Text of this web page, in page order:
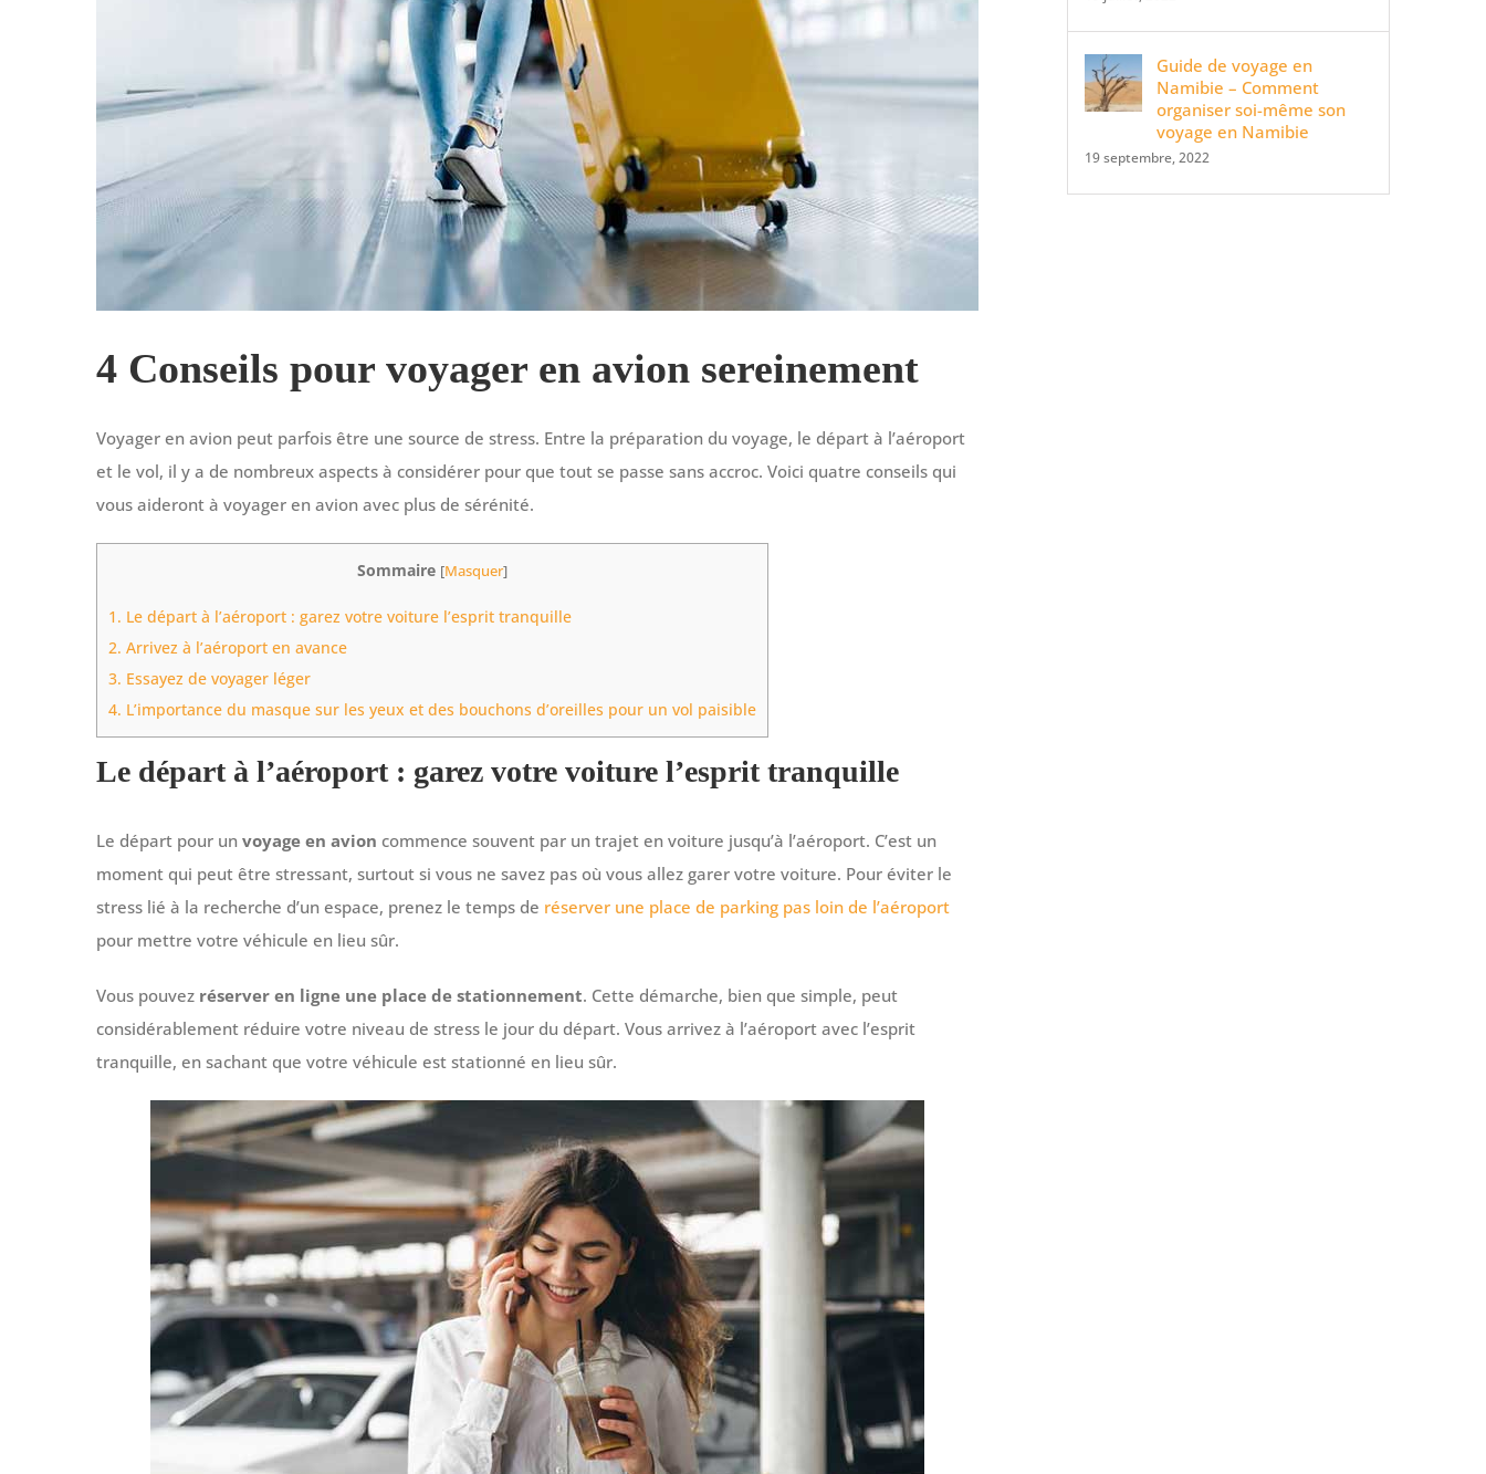
4 Conseils pour voyager en avion sereinement
Voyager en avion peut parfois être une source de stress. Entre la préparation du voyage, le départ à l’aéroport
et le vol, il y a de nombreux aspects à considérer pour que tout se passe sans accroc. Voici quatre conseils qui
vous aideront à voyager en avion avec plus de sérénité.
Sommaire [Masquer]
1. Le départ à l’aéroport : garez votre voiture l’esprit tranquille
2. Arrivez à l’aéroport en avance
3. Essayez de voyager léger
4. L’importance du masque sur les yeux et des bouchons d’oreilles pour un vol paisible
Le départ à l’aéroport : garez votre voiture l’esprit tranquille
Le départ pour un voyage en avion commence souvent par un trajet en voiture jusqu’à l’aéroport. C’est un
moment qui peut être stressant, surtout si vous ne savez pas où vous allez garer votre voiture. Pour éviter le
stress lié à la recherche d’un espace, prenez le temps de réserver une place de parking pas loin de l’aéroport
pour mettre votre véhicule en lieu sûr.
Vous pouvez réserver en ligne une place de stationnement. Cette démarche, bien que simple, peut
considérablement réduire votre niveau de stress le jour du départ. Vous arrivez à l’aéroport avec l’esprit
tranquille, en sachant que votre véhicule est stationné en lieu sûr.
Guide de voyage en
Namibie – Comment
organiser soi-même son
voyage en Namibie
19 septembre, 2022